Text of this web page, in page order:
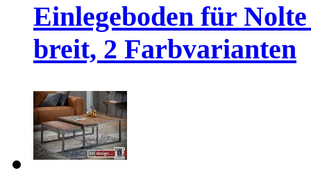
Einlegeboden für
breit, 2 Farbvarianten